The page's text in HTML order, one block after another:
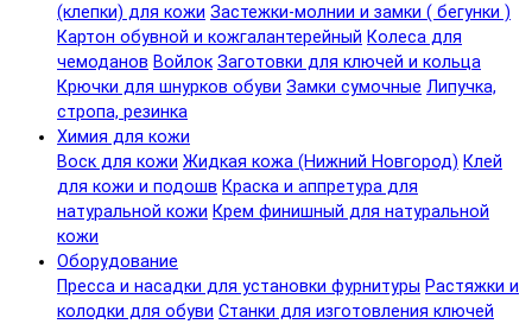
(клепки) для кожи Застежки-молнии и замки ( бегунки )
Картон обувной и кожгалантерейный Колеса для
чемоданов Войлок Заготовки для ключей и кольца
Крючки для шнурков обуви Замки сумочные Липучка,
стропа, резинка
Химия для кожи
Воск для кожи Жидкая кожа (Нижний Новгород) Клей
для кожи и подошв Краска и аппретура для
натуральной кожи Крем финишный для натуральной
кожи
Оборудование
Пресса и насадки для установки фурнитуры Растяжки и
колодки для обуви Станки для изготовления ключей